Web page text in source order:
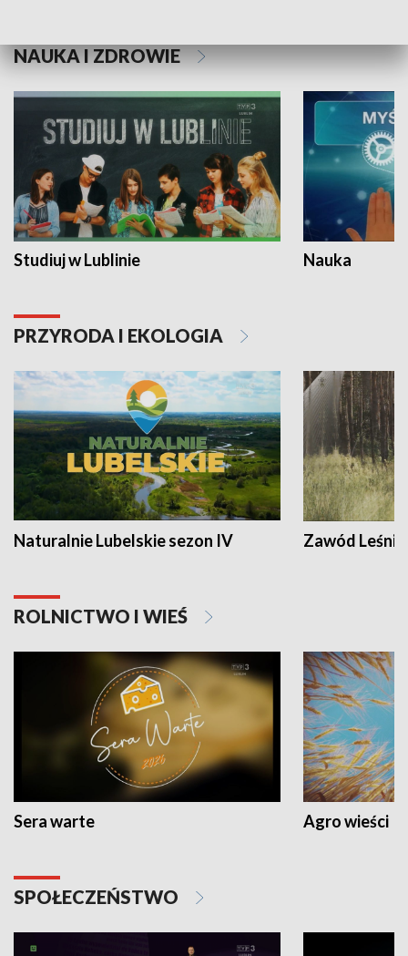
NAUKA I ZDROWIE
Studiuj w Lublinie Nauka
PRZYRODA I EKOLOGIA
Naturalnie Lubelskie sezon IV Zawód Leśnik
ROLNICTWO I WIEŚ
Sera warte Agro wieści
SPOŁECZEŃSTWO